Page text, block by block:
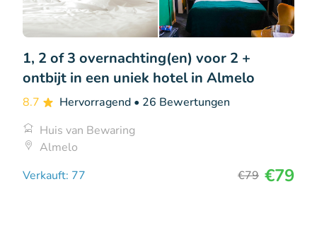
1, 2 of 3 overnachting(en) voor 2 +
ontbijt in een uniek hotel in Almelo
8.7 Hervorragend • 26 Bewertungen
Huis van Bewaring
Almelo
Verkauft: 77
€79 €79